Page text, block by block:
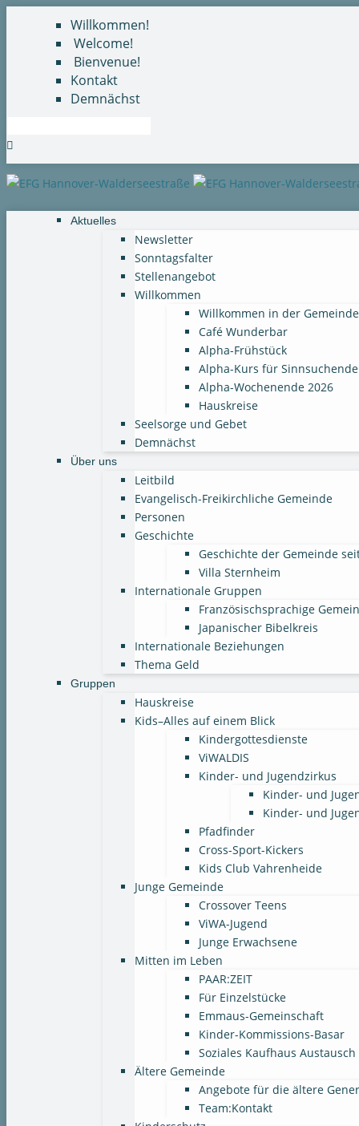
Willkommen!
Welcome!
Bienvenue!
Kontakt
Demnächst
Aktuelles
Newsletter
Sonntagsfalter
Stellenangebot
Willkommen
Willkommen in der Gemeinde
Café Wunderbar
Alpha-Frühstück
Alpha-Kurs für Sinnsuchende
Alpha-Wochenende 2026
Hauskreise
Seelsorge und Gebet
Demnächst
Über uns
Leitbild
Evangelisch-Freikirchliche Gemeinde
Personen
Geschichte
Geschichte der Gemeinde
Villa Sternheim
Internationale Gruppen
Französischsprachige
Japanischer Bibelkreis
Internationale Beziehungen
Thema Geld
Gruppen
Hauskreise
Kids–Alles auf einem Blick
Kindergottesdienste
ViWALDIS
Kinder- und Jugendzirkus
Kinder- und
Kinder- und
Pfadfinder
Cross-Sport-Kickers
Kids Club Vahrenheide
Junge Gemeinde
Crossover Teens
ViWA-Jugend
Junge Erwachsene
Mitten im Leben
PAAR:ZEIT
Für Einzelstücke
Emmaus-Gemeinschaft
Kinder-Kommissions-Basar
Soziales Kaufhaus Austausch
Ältere Gemeinde
Angebote für die ältere
Team:Kontakt